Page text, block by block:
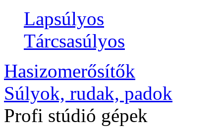
Lapsúlyos
Tárcsasúlyos
Hasizomerősítők
Súlyok, rudak, padok
Profi stúdió gépek